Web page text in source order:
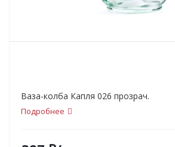
Ваза-колба Капля 026 прозрач.
Подробнее